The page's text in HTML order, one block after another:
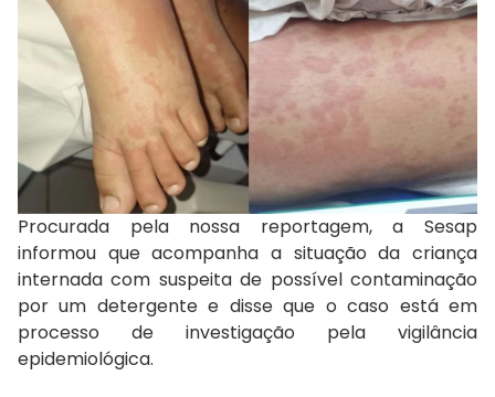
Procurada pela nossa reportagem, a Sesap
informou que acompanha a situação da criança
internada com suspeita de possível contaminação
por um detergente e disse que o caso está em
processo de investigação pela vigilância
epidemiológica.